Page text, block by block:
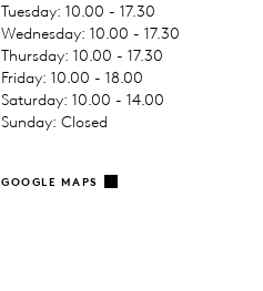
Tuesday: 10.00 - 17.30
Wednesday: 10.00 - 17.30
Thursday: 10.00 - 17.30
Friday: 10.00 - 18.00
Saturday: 10.00 - 14.00
Sunday: Closed
GOOGLE MAPS